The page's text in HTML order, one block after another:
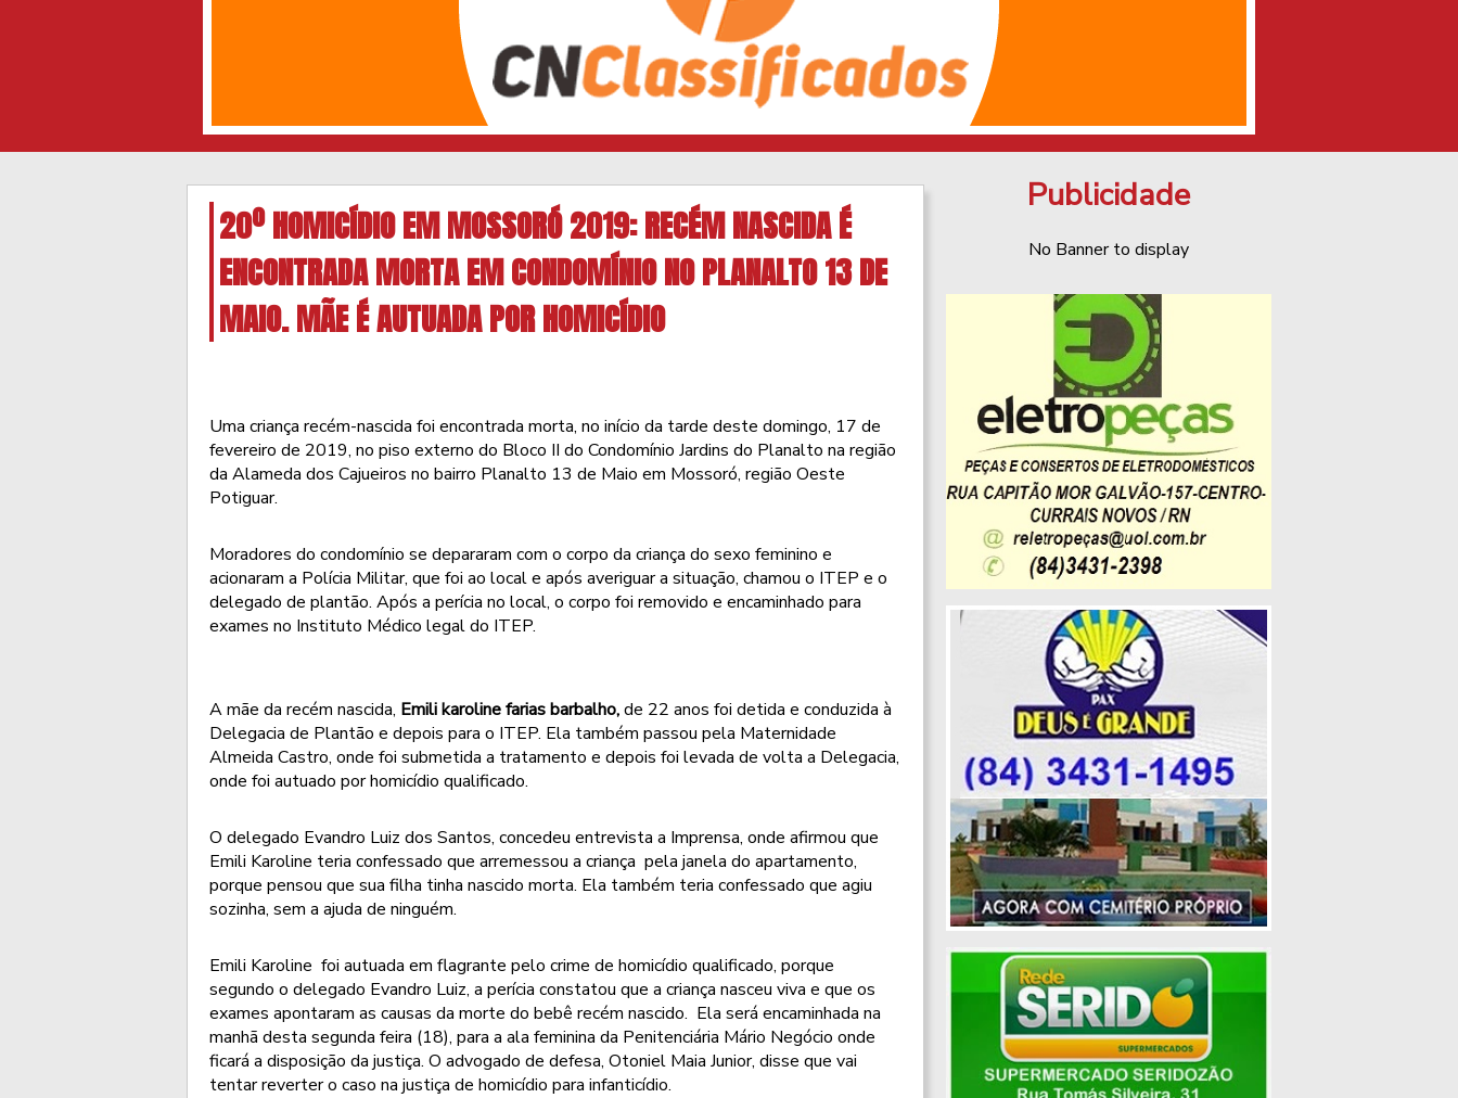
20º HOMICÍDIO EM MOSSORÓ 2019: RECÉM NASCIDA É
ENCONTRADA MORTA EM CONDOMÍNIO NO PLANALTO 13 DE
MAIO. MÃE É AUTUADA POR HOMICÍDIO
Uma criança recém-nascida foi encontrada morta, no início da tarde deste domingo, 17 de
fevereiro de 2019, no piso externo do Bloco II do Condomínio Jardins do Planalto na região
da Alameda dos Cajueiros no bairro Planalto 13 de Maio em Mossoró, região Oeste
Potiguar.
Moradores do condomínio se depararam com o corpo da criança do sexo feminino e
acionaram a Polícia Militar, que foi ao local e após averiguar a situação, chamou o ITEP e o
delegado de plantão. Após a perícia no local, o corpo foi removido e encaminhado para
exames no Instituto Médico legal do ITEP.
A mãe da recém nascida, Emili karoline farias barbalho,de 22 anos foi detida e conduzida à
Delegacia de Plantão e depois para o ITEP. Ela também passou pela Maternidade
Almeida Castro, onde foi submetida a tratamento e depois foi levada de volta a Delegacia,
onde foi autuado por homicídio qualificado.
O delegado Evandro Luiz dos Santos, concedeu entrevista a Imprensa, onde afirmou que
Emili Karoline teria confessado que arremessou a criança pela janela do apartamento,
porque pensou que sua filha tinha nascido morta. Ela também teria confessado que agiu
sozinha, sem a ajuda de ninguém.
Emili Karoline foi autuada em flagrante pelo crime de homicídio qualificado, porque
segundo o delegado Evandro Luiz, a perícia constatou que a criança nasceu viva e que os
exames apontaram as causas da morte do bebê recém nascido. Ela será encaminhada na
manhã desta segunda feira (18), para a ala feminina da Penitenciária Mário Negócio onde
ficará a disposição da justiça. O advogado de defesa, Otoniel Maia Junior, disse que vai
tentar reverter o caso na justiça de homicídio para infanticídio.
Publicidade
No Banner to display